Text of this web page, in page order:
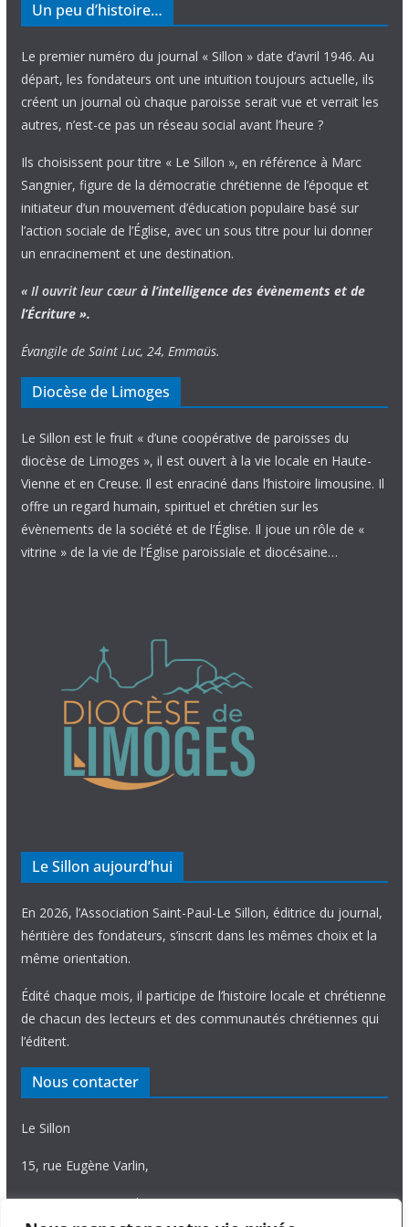
Un peu d’histoire…
Le premier numéro du journal « Sillon » date d’avril 1946. Au
départ, les fondateurs ont une intuition toujours actuelle, ils
créent un journal où chaque paroisse serait vue et verrait les
autres, n’est-ce pas un réseau social avant l’heure ?
Ils choisissent pour titre « Le Sillon », en référence à Marc
Sangnier, figure de la démocratie chrétienne de l’époque et
initiateur d’un mouvement d’éducation populaire basé sur
l’action sociale de l’Église, avec un sous titre pour lui donner
un enracinement et une destination.
« Il ouvrit leur cœur à l’intelligence des évènements et de
l’Écriture ».
Évangile de Saint Luc, 24, Emmaüs.
Diocèse de Limoges
Le Sillon est le fruit « d’une coopérative de paroisses du
diocèse de Limoges », il est ouvert à la vie locale en Haute-
Vienne et en Creuse. Il est enraciné dans l’histoire limousine. Il
offre un regard humain, spirituel et chrétien sur les
évènements de la société et de l’Église. Il joue un rôle de «
vitrine » de la vie de l’Église paroissiale et diocésaine…
Le Sillon aujourd’hui
En 2026, l’Association Saint-Paul-Le Sillon, éditrice du journal,
héritière des fondateurs, s’inscrit dans les mêmes choix et la
même orientation.
Édité chaque mois, il participe de l’histoire locale et chrétienne
de chacun des lecteurs et des communautés chrétiennes qui
l’éditent.
Nous contacter
Le Sillon
15, rue Eugène Varlin,
87036 Limoges Cedex.